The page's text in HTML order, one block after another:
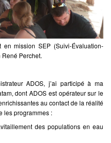
mission SEP (Suivi-Évaluation-
Perchet.
ADOS, j’ai participé à ma
dont ADOS est opérateur sur le
au contact de la réalité
les programmes :
des populations en eau